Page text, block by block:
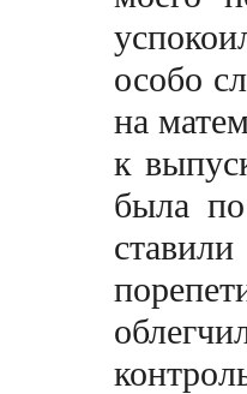
особо
на
к
была по